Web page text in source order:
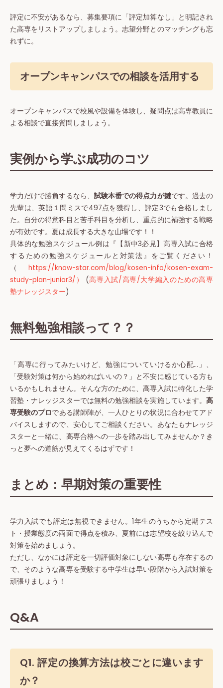
評定に不安があるなら、募集要項に「評定加算なし」と明記され
た高専をリストアップしましょう。志望分野とのマッチングも忘
れずに。
オープンキャンパスでの相談を活用する
オープンキャンパスで校風や設備を体験し、疑問点は高専教員に
よる相談で直接質問しましょう。
実例から学ぶ成功のコツ
学力だけで勝負するなら、 試験本番での得点力が鍵です。過去の
先輩は、英語１問ミスで497点を獲得し、評定3でも合格しまし
た。自分の得意科目と苦手科目を分析し、重点的に補強する戦略
が有効です。夏は成長する大きな山場です！！
具体的な勉強スケジュール例は『【新中3必見】高専入試に合格
するための勉強スケジュールと対策法』をご覧ください！
（ https://know-star.com/blog/kosen-info/kosen-exam-
study-plan-junior3/）
(高専入試/高専/大学編入のための高専
塾ナレッジスター)
無料勉強相談って？？
「高専に行ってみたいけど、勉強についていけるか心配…」、
「受験対策は何から始めればいいの？」と不安に感じている方も
いるかもしれません。そんな方のために、高専入試に特化した学
習塾・ナレッジスターでは無料の勉強相談を実施しています。 高
専受験のプロである講師陣が、一人ひとりの状況に合わせてアド
バイスしますので、安心してご相談ください。あなたもナレッジ
スターと一緒に、高専合格への一歩を踏み出してみませんか？き
っと夢への道筋が見えてくるはずです！
まとめ：早期対策の重要性
学力入試でも評定は無視できません。1年生のうちから定期テス
ト・授業態度の両面で得点を積み、夏前には志望校を絞り込んで
対策を始めましょう。
ただし、なかには評定を一切評価対象にしない高専も存在するの
で、そのような高専を受験する中学生は早い段階から入試対策を
頑張りましょう！
Q&A
Q1. 評定の換算方法は校ごとに違います
か？